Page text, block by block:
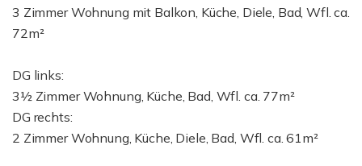
3 Zimmer Wohnung mit Balkon, Küche, Diele, Bad, Wfl. ca.
72m²
DG links:
3½ Zimmer Wohnung, Küche, Bad, Wfl. ca. 77m²
DG rechts:
2 Zimmer Wohnung, Küche, Diele, Bad, Wfl. ca. 61m²